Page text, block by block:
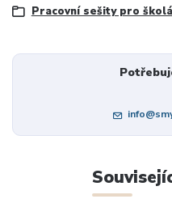
Pracovní sešity pro